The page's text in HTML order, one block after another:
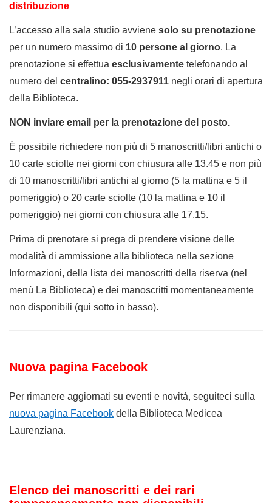
distribuzione
L’accesso alla sala studio avviene solo su prenotazione
per un numero massimo di 10 persone al giorno. La
prenotazione si effettua esclusivamente telefonando al
numero del centralino: 055-2937911 negli orari di apertura
della Biblioteca.
NON inviare email per la prenotazione del posto.
È possibile richiedere non più di 5 manoscritti/libri antichi o
10 carte sciolte nei giorni con chiusura alle 13.45 e non più
di 10 manoscritti/libri antichi al giorno (5 la mattina e 5 il
pomeriggio) o 20 carte sciolte (10 la mattina e 10 il
pomeriggio) nei giorni con chiusura alle 17.15.
Prima di prenotare si prega di prendere visione delle
modalità di ammissione alla biblioteca nella sezione
Informazioni, della lista dei manoscritti della riserva (nel
menù La Biblioteca) e dei manoscritti momentaneamente
non disponibili (qui sotto in basso).
Nuova pagina Facebook
Per rimanere aggiornati su eventi e novità, seguiteci sulla
nuova pagina Facebook della Biblioteca Medicea
Laurenziana.
Elenco dei manoscritti e dei rari